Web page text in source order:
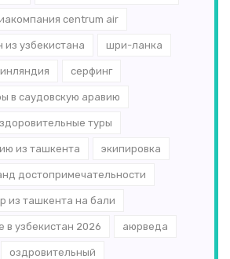
centrum air
из узбекистана шри-ланка
серфинг
в саудовскую аравию
туры
из ташкента экипировка
достопримечательности
из ташкента на бали
в узбекистан 2026 аюрведа
оздровительный